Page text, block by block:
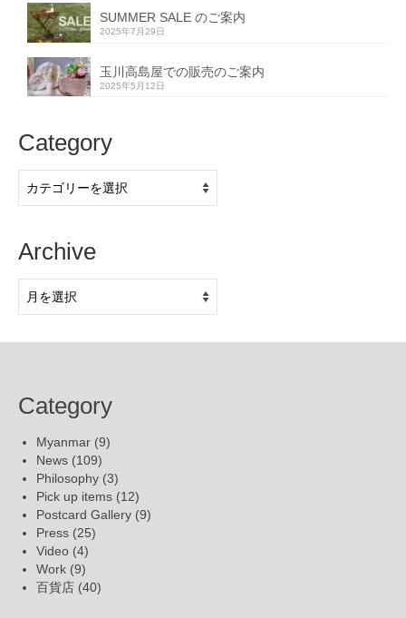
SUMMER SALE のご案内
2025年7月29日
玉川高島屋での販売のご案内
2025年5月12日
Category
Category
Archive
Archive
Category
Myanmar (9)
News (109)
Philosophy (3)
Pick up items (12)
Postcard Gallery (9)
Press (25)
Video (4)
Work (9)
百貨店 (40)